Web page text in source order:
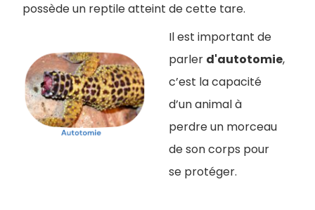
possède un reptile atteint de cette tare.
Il est important de
parler d'autotomie,
c’est la capacité
d’un animal à
perdre un morceau
de son corps pour
se protéger.